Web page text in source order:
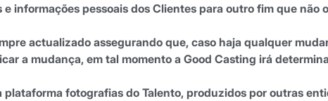
informações pessoais dos Clientes para outro fim que não
actualizado assegurando que, caso haja qualquer
a mudança, em tal momento a Good Casting irá
fotografias do Talento, produzidos por outras